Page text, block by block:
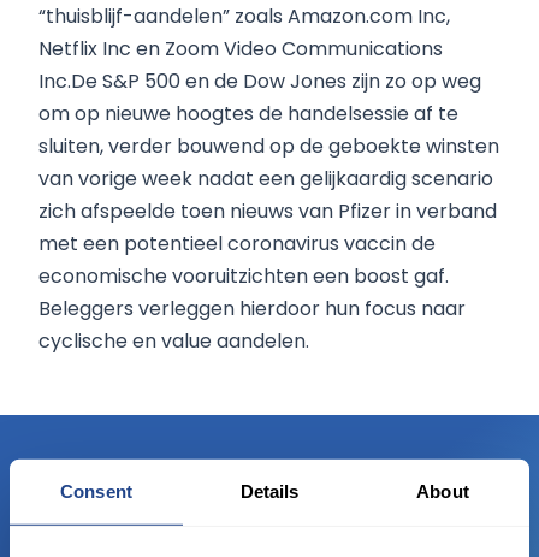
Consent Details About
“thuisblijf-aandelen” zoals Amazon.com Inc,
Netflix Inc en Zoom Video Communications
Inc.De S&P 500 en de Dow Jones zijn zo op weg
om op nieuwe hoogtes de handelsessie af te
sluiten, verder bouwend op de geboekte winsten
van vorige week nadat een gelijkaardig scenario
zich afspeelde toen nieuws van Pfizer in verband
met een potentieel coronavirus vaccin de
economische vooruitzichten een boost gaf.
Beleggers verleggen hierdoor hun focus naar
cyclische en value aandelen.
READY TO GET STARTED?